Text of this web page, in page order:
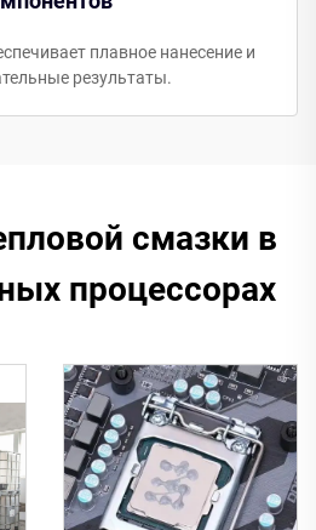
плавное нанесение и
результаты.
смазки в
процессорах